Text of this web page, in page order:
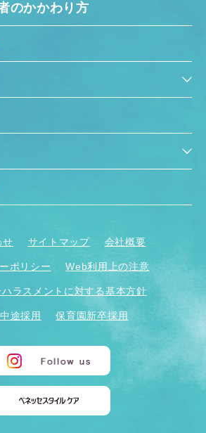
のかかわり方
せ サイトマップ 会社概要
ポリシー Web利用上の注意
ラスメントに対する基本方針
途採用 保育園新卒採用